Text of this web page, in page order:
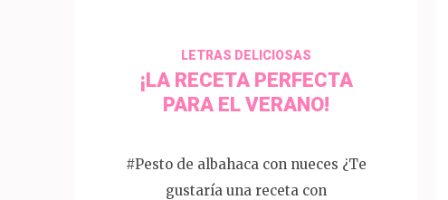
LETRAS DELICIOSAS
¡LA RECETA PERFECTA
PARA EL VERANO!
#Pesto de albahaca con nueces ¿Te
gustaría una receta con